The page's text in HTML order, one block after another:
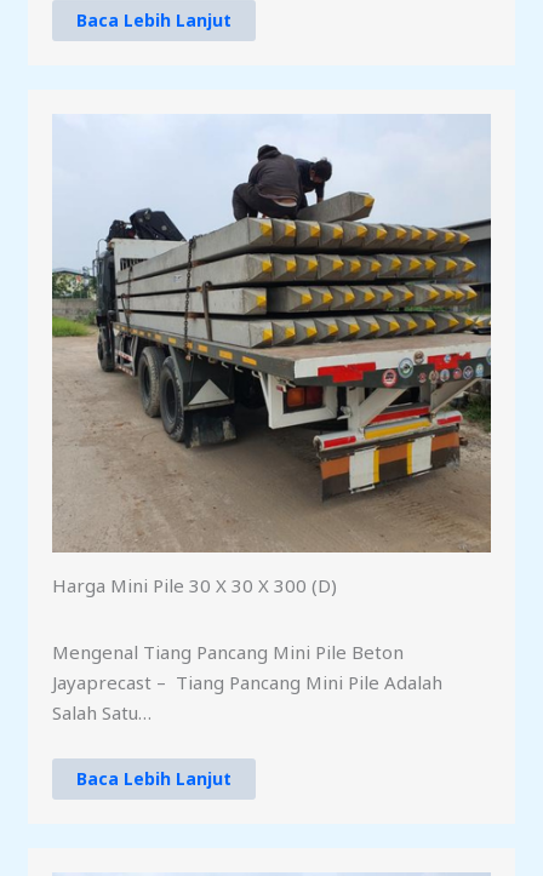
Baca Lebih Lanjut
Harga Mini Pile 30 X 30 X 300 (D)
Mengenal Tiang Pancang Mini Pile Beton
Jayaprecast – Tiang Pancang Mini Pile Adalah
Salah Satu…
Baca Lebih Lanjut